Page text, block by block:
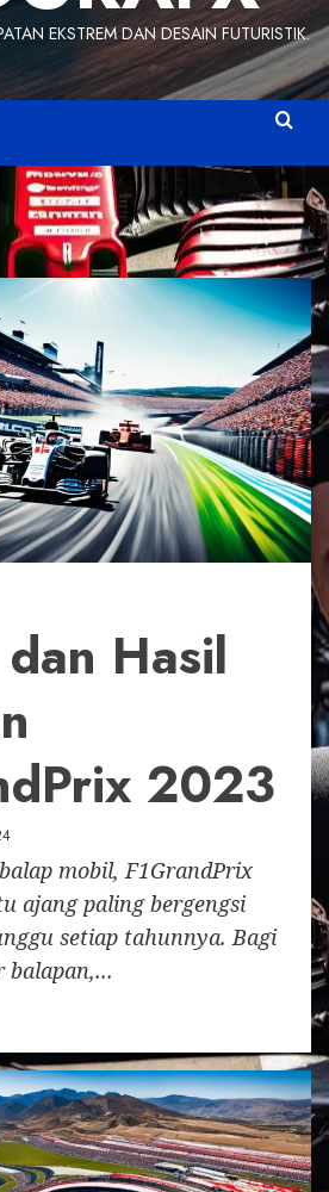
EKSTREM DAN DESAIN FUTURISTIK.
Hasil
2023
mobil, F1GrandPrix
ajang paling bergengsi
setiap tahunnya. Bagi
balapan,...